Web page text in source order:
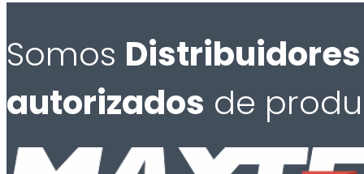
Somos Distribuidores
autorizados de